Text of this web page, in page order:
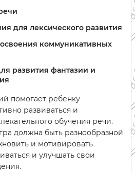
для лексического развития
коммуникативных
развития фантазии и
помогает ребенку
развиваться и
обучения речи.
должна быть разнообразной
и мотивировать
и улучшать свои